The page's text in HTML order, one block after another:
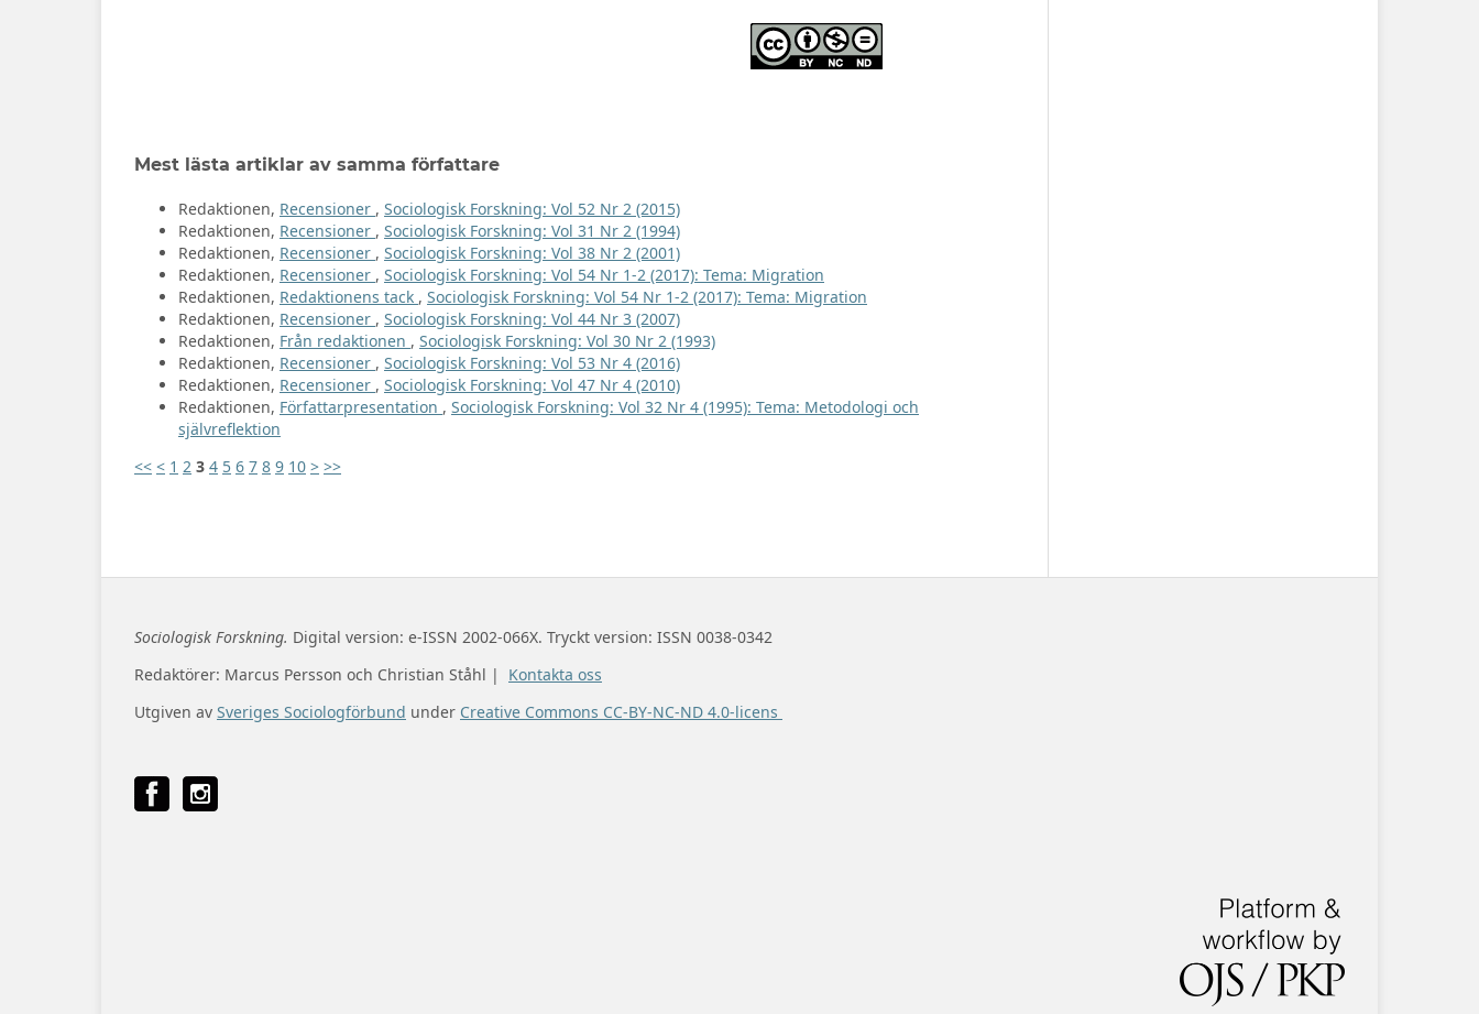
Mest lästa artiklar av samma författare
Redaktionen, Recensioner , Sociologisk Forskning: Vol 52 Nr 2 (2015)
Redaktionen, Recensioner , Sociologisk Forskning: Vol 31 Nr 2 (1994)
Redaktionen, Recensioner , Sociologisk Forskning: Vol 38 Nr 2 (2001)
Redaktionen, Recensioner , Sociologisk Forskning: Vol 54 Nr 1-2 (2017): Tema: Migration
Redaktionen, Redaktionens tack , Sociologisk Forskning: Vol 54 Nr 1-2 (2017): Tema: Migration
Redaktionen, Recensioner , Sociologisk Forskning: Vol 44 Nr 3 (2007)
Redaktionen, Från redaktionen , Sociologisk Forskning: Vol 30 Nr 2 (1993)
Redaktionen, Recensioner , Sociologisk Forskning: Vol 53 Nr 4 (2016)
Redaktionen, Recensioner , Sociologisk Forskning: Vol 47 Nr 4 (2010)
Redaktionen, Författarpresentation , Sociologisk Forskning: Vol 32 Nr 4 (1995): Tema: Metodologi och
självreflektion
<< < 1 2 3 4 5 6 7 8 9 10 > >>
Sociologisk Forskning. Digital version: e-ISSN 2002-066X. Tryckt version: ISSN 0038-0342
Redaktörer: Marcus Persson och Christian Ståhl | Kontakta oss
Utgiven av Sveriges Sociologförbund under Creative Commons CC-BY-NC-ND 4.0-licens